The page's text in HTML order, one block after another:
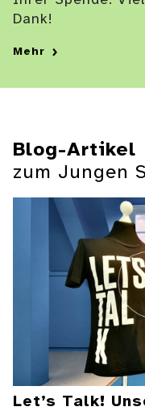
Dank!
Mehr
Blog-Artikel
zum Jungen
Let’s Talk!